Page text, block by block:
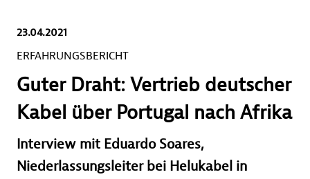
23.04.2021
ERFAHRUNGSBERICHT
Guter Draht: Vertrieb deutscher
Kabel über Portugal nach Afrika
Interview mit Eduardo Soares,
Niederlassungsleiter bei Helukabel in